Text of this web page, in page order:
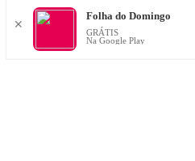
✕
Folha do Domingo
GRÁTIS
Na Google Play